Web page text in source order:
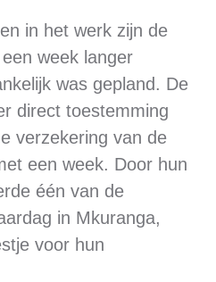
in het werk zijn de
week langer
was gepland. De
direct toestemming
verzekering van de
een week. Door hun
één van de
in Mkuranga,
voor hun